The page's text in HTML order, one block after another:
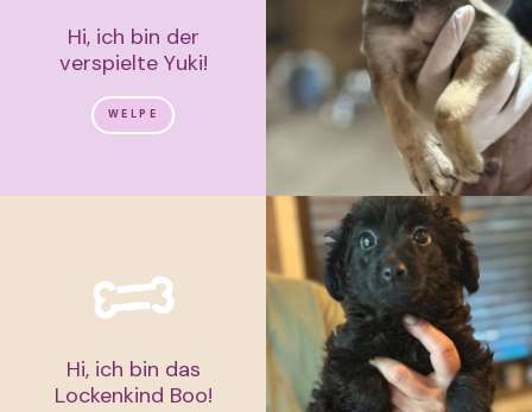
Hi, ich bin der
verspielte Yuki!
WELPE
Hi, ich bin das
Lockenkind Boo!